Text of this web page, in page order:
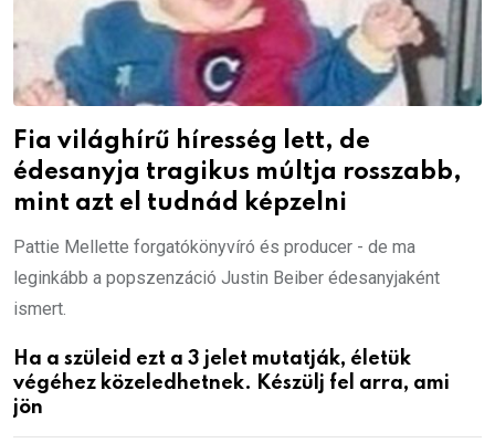
Fia világhírű híresség lett, de
édesanyja tragikus múltja rosszabb,
mint azt el tudnád képzelni
Pattie Mellette forgatókönyvíró és producer - de ma
leginkább a popszenzáció Justin Beiber édesanyjaként
ismert.
Ha a szüleid ezt a 3 jelet mutatják, életük
végéhez közeledhetnek. Készülj fel arra, ami
jön